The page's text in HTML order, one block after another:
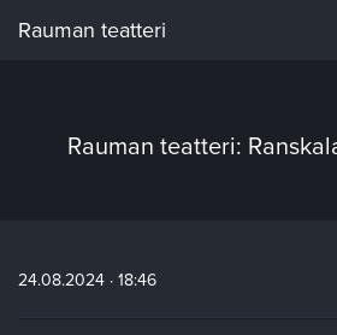
Rauman teatteri
Rauman teatteri:
24.08.2024 · 18:46